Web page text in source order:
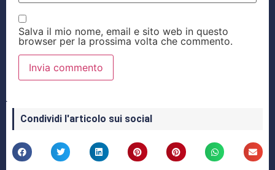
Salva il mio nome, email e sito web in questo
browser per la prossima volta che commento.
Condividi l'articolo sui social